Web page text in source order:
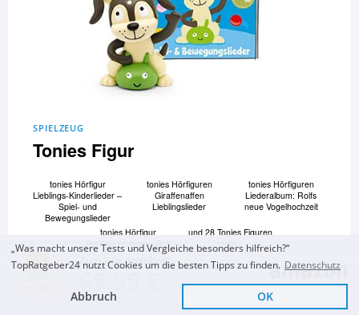
Zum Top Angebot
KOSTENLOSE LIEFERUNG
SPIELZEUG
Tonies Figur
tonies Hörfigur
Lieblings-Kinderlieder –
Spiel- und
Bewegungslieder
tonies Hörfiguren
Giraffenaffen
Lieblingslieder
tonies Hörfiguren
Liederalbum: Rolfs
neue Vogelhochzeit
tonies Hörfigur
Weihnachtslieder: Rolf
Zuckowski
und 28 Tonies Figuren
mehr...
Zum Vergleich und Ratgeber
„Was macht unsere Tests und Vergleiche besonders hilfreich?“
TopRatgeber24 nutzt Cookies um die besten Tipps zu finden. Datenschutz
Abbruch OK